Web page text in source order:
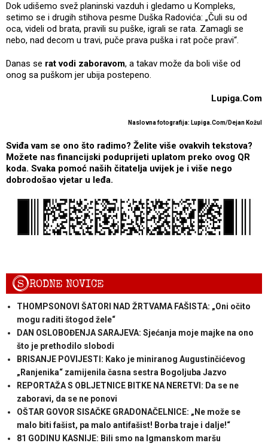
Dok udišemo svež planinski vazduh i gledamo u Kompleks,
setimo se i drugih stihova pesme Duška Radovića: „Čuli su od
oca, videli od brata, pravili su puške, igrali se rata. Zamagli se
nebo, nad decom u travi, puče prava puška i rat poče pravi“.
Danas se rat vodi zaboravom, a takav može da boli više od
onog sa puškom jer ubija postepeno.
Lupiga.Com
Naslovna fotografija: Lupiga.Com/Dejan Kožul
Sviđa vam se ono što radimo? Želite više ovakvih tekstova?
Možete nas financijski poduprijeti uplatom preko ovog QR
koda. Svaka pomoć naših čitatelja uvijek je i više nego
dobrodošao vjetar u leđa.
SRODNE NOVICE
THOMPSONOVI ŠATORI NAD ŽRTVAMA FAŠISTA: „Oni očito
mogu raditi štogod žele“
DAN OSLOBOĐENJA SARAJEVA: Sjećanja moje majke na ono
što je prethodilo slobodi
BRISANJE POVIJESTI: Kako je miniranog Augustinčićevog
„Ranjenika“ zamijenila časna sestra Bogoljuba Jazvo
REPORTAŽA S OBLJETNICE BITKE NA NERETVI: Da se ne
zaboravi, da se ne ponovi
OŠTAR GOVOR SISAČKE GRADONAČELNICE: „Ne može se
malo biti fašist, pa malo antifašist! Borba traje i dalje!“
81 GODINU KASNIJE: Bili smo na Igmanskom maršu